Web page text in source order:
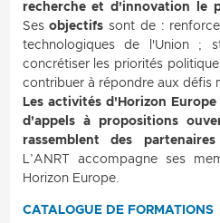
recherche et d'innovation le
Sesobjectifssont de :
technologiques de l'Union ;
concrétiser les priorités
contribuer à répondre aux défis
Les activités d'Horizon
d'appels à propositions
rassemblent des
L’ANRT accompagne ses
Horizon Europe.
CATALOGUE DE FORMATIONS